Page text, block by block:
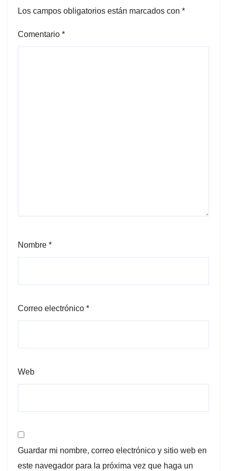
Los campos obligatorios están marcados con *
Comentario *
Nombre *
Correo electrónico *
Web
Guardar mi nombre, correo electrónico y sitio web en
este navegador para la próxima vez que haga un